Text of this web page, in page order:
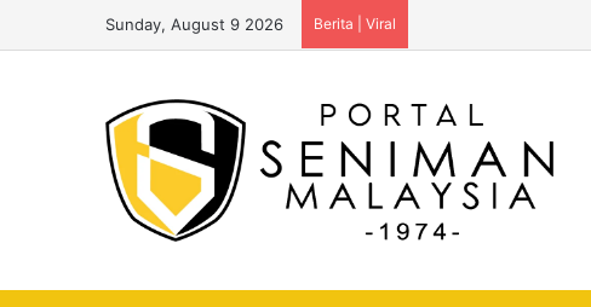
Sunday, August 9 2026 Berita | Viral